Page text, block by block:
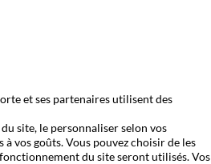
et ses partenaires utilisent des
site, le personnaliser selon vos
vos goûts. Vous pouvez choisir de les
du site seront utilisés. Vos